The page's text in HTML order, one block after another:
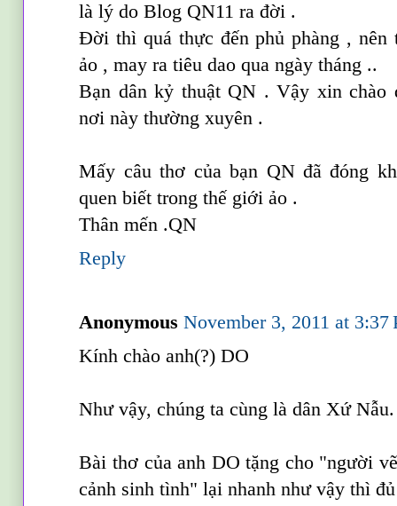
là lý do Blog QN11 ra đời .
Đời thì quá thực đến phủ phàng ,
ảo , may ra tiêu dao qua ngày tháng ..
Bạn dân kỷ thuật QN . Vậy xin chào
nơi này thường xuyên .
Mấy câu thơ của bạn QN đã đóng
quen biết trong thế giới ảo .
Thân mến .QN
Reply
Anonymous November 3, 2011 at 3:37
Kính chào anh(?) DO
Như vậy, chúng ta cùng là dân Xứ
Bài thơ của anh DO tặng cho "người
cảnh sinh tình" lại nhanh như vậy thì